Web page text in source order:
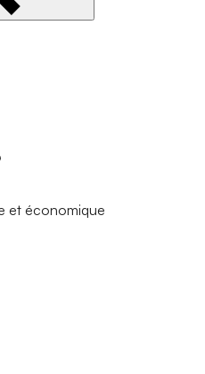
et économique